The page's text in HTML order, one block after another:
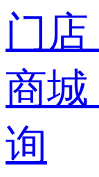
门店
商城
询